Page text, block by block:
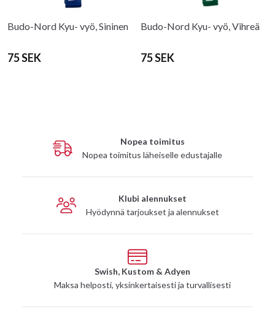
Budo-Nord Kyu- vyö, Sininen
75 SEK
Budo-Nord Kyu- vyö, Vihreä
75 SEK
Nopea toimitus
Nopea toimitus läheiselle edustajalle
Klubi alennukset
Hyödynnä tarjoukset ja alennukset
Swish, Kustom & Adyen
Maksa helposti, yksinkertaisesti ja turvallisesti